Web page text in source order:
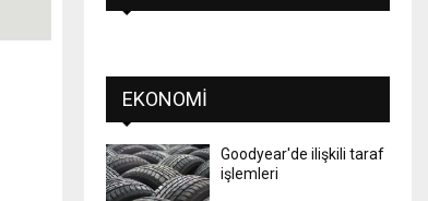
EKONOMI
Goodyear'de ilişkili taraf
işlemleri